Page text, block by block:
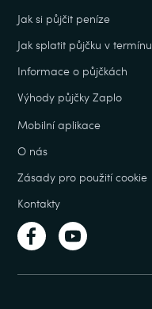
Jak si půjčit peníze
Jak splatit půjčku v termínu
Informace o půjčkách
Výhody půjčky Zaplo
Mobilní aplikace
O nás
Zásady pro použití cookie
Kontakty